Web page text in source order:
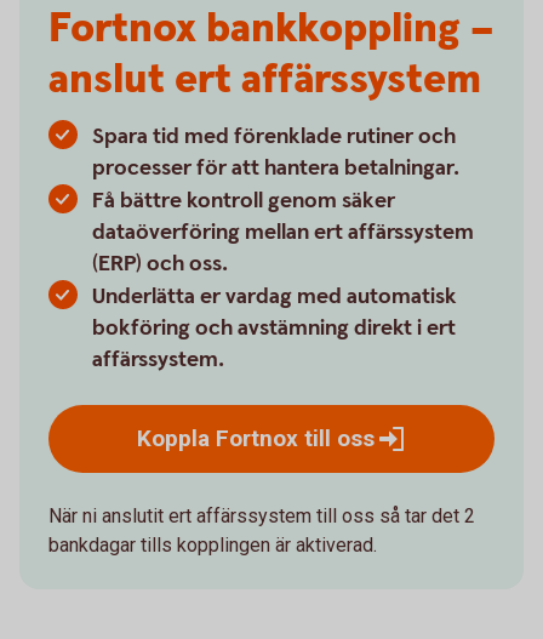
Fortnox bankkoppling –
anslut ert affärssystem
Spara tid med förenklade rutiner och
processer för att hantera betalningar.
Få bättre kontroll genom säker
dataöverföring mellan ert affärssystem
(ERP) och oss.
Underlätta er vardag med automatisk
bokföring och avstämning direkt i ert
affärssystem.
Koppla Fortnox till oss
När ni anslutit ert affärssystem till oss så tar det 2
bankdagar tills kopplingen är aktiverad.